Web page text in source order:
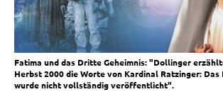
Fatima und das Dritte Geheimnis: "Dollinger
Herbst 2000 die Worte von Kardinal Ratzinger: Das
wurde nicht vollständig veröffentlicht".